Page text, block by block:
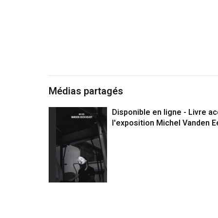
Médias partagés
Disponible en ligne - Livre
l'exposition Michel Vanden